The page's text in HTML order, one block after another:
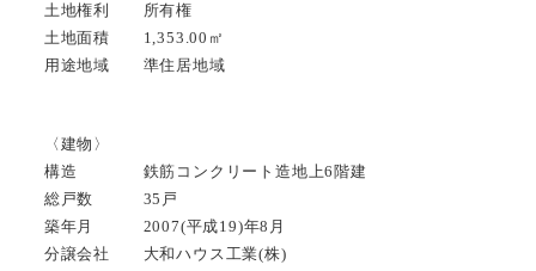
土地権利 所有権
土地面積 1,353.00㎡
用途地域 準住居地域
〈建物〉
構造 鉄筋コンクリート造地上6階建
総戸数 35戸
築年月 2007(平成19)年8月
分譲会社 大和ハウス工業(株)